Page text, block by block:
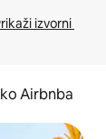
izvorni
Airbnba